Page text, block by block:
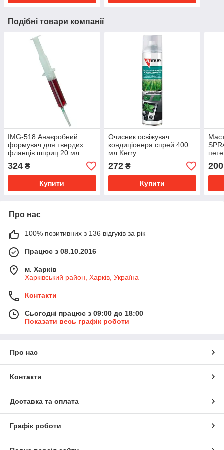
Подібні товари компанії
IMG-518 Анаєробний
формувач для твердих
фланців шприц 20 мл.
324 ₴
Купити
Очисник освіжувач
кондиціонера спрей 400
мл Kerry
272₴
Купити
200
Про нас
100% позитивних з 136 відгуків за рік
Працює з 08.10.2016
м. Харків
Харківський район, Харків, Україна
Контакти
Сьогодні працює з 09:00 до 18:00
Показати весь графік роботи
Про нас
Контакти
Доставка та оплата
Графік роботи